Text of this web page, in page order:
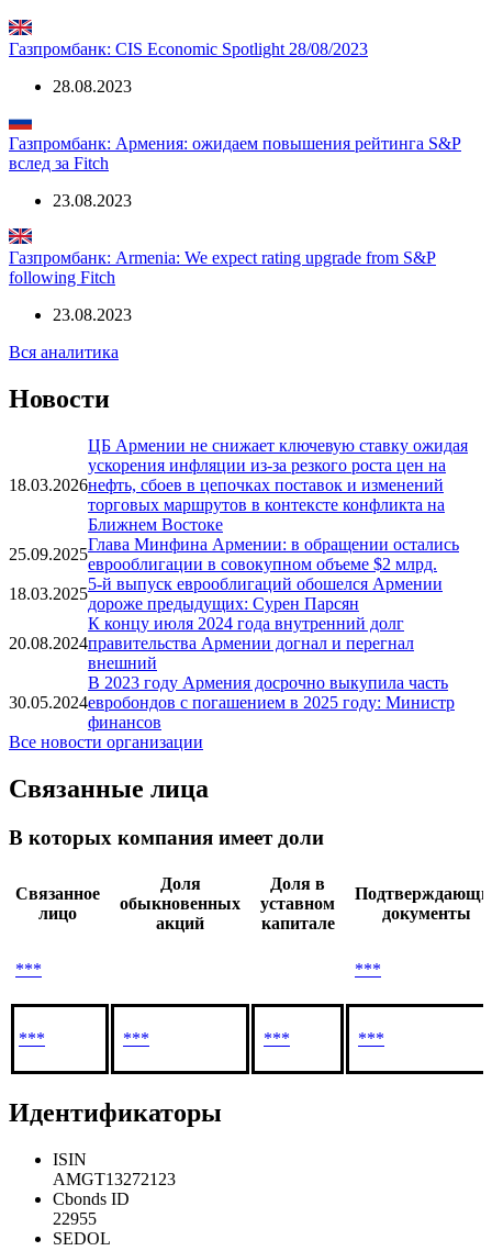
Газпромбанк: CIS Economic Spotlight 28/08/2023
28.08.2023
Газпромбанк: Армения: ожидаем повышения рейтинга S&P
вслед за Fitch
23.08.2023
Газпромбанк: Armenia: We expect rating upgrade from S&P
following Fitch
23.08.2023
Вся аналитика
Новости
18.03.2026
ЦБ Армении не снижает ключевую ставку ожидая
ускорения инфляции из-за резкого роста цен на
нефть, сбоев в цепочках поставок и изменений
торговых маршрутов в контексте конфликта на
Ближнем Востоке
25.09.2025
Глава Минфина Армении: в обращении остались
еврооблигации в совокупном объеме $2 млрд.
18.03.2025
5-й выпуск еврооблигаций обошелся Армении
дороже предыдущих: Сурен Парсян
20.08.2024
К концу июля 2024 года внутренний долг
правительства Армении догнал и перегнал
внешний
30.05.2024
В 2023 году Армения досрочно выкупила часть
евробондов с погашением в 2025 году: Министр
финансов
Все новости организации
Связанные лица
В которых компания имеет доли
Связанное
лицо
Доля
обыкновенных
акций
Доля в
уставном
капитале
документы
*** ***
*** *** *** ***
Идентификаторы
ISIN
AMGT13272123
Cbonds ID
22955
SEDOL